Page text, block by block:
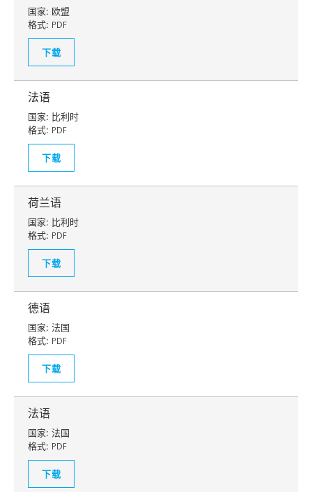
国家: 欧盟
格式: PDF
下载
法语
国家: 比利时
格式: PDF
下载
荷兰语
国家: 比利时
格式: PDF
下载
德语
国家: 法国
格式: PDF
下载
法语
国家: 法国
格式: PDF
下载